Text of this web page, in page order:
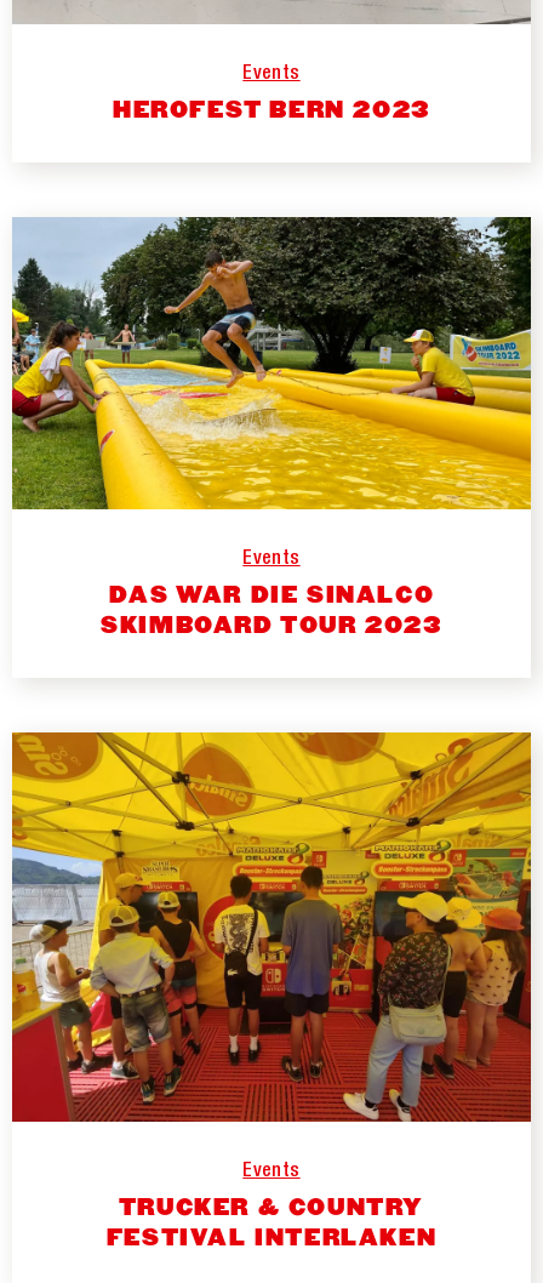
Events
HEROFEST BERN 2023
Events
DAS WAR DIE SINALCO
SKIMBOARD TOUR 2023
Events
TRUCKER & COUNTRY
FESTIVAL INTERLAKEN